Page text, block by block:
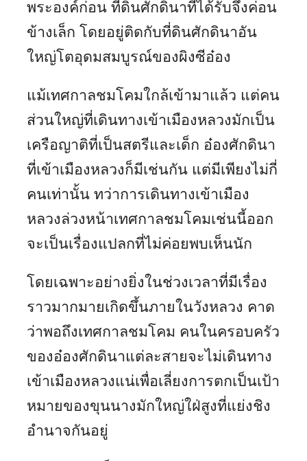
พระองค์ก่อน ที่ดินศักดินาที่ได้รับจึงค่อน
ข้างเล็ก โดยอยู่ติดกับที่ดินศักดินาอัน
ใหญ่โตอุดมสมบูรณ์ของผิงซีอ๋อง
แม้เทศกาลชมโคมใกล้เข้ามาแล้ว แต่คน
ส่วนใหญ่ที่เดินทางเข้าเมืองหลวงมักเป็น
เครือญาติที่เป็นสตรีและเด็ก อ๋องศักดินา
ที่เข้าเมืองหลวงก็มีเช่นกัน แต่มีเพียงไม่กี่
คนเท่านั้น ทว่าการเดินทางเข้าเมือง
หลวงล่วงหน้าเทศกาลชมโคมเช่นนี้ออก
จะเป็นเรื่องแปลกที่ไม่ค่อยพบเห็นนัก
โดยเฉพาะอย่างยิ่งในช่วงเวลาที่มีเรื่อง
ราวมากมายเกิดขึ้นภายในวังหลวง คาด
ว่าพอถึงเทศกาลชมโคม คนในครอบครัว
ของอ๋องศักดินาแต่ละสายจะไม่เดินทาง
เข้าเมืองหลวงแน่เพื่อเลี่ยงการตกเป็นเป้า
หมายของขุนนางมักใหญ่ใฝ่สูงที่แย่งชิง
อำนาจกันอยู่